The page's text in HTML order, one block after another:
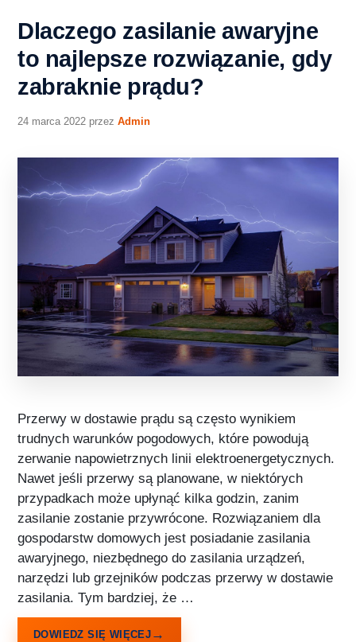
Dlaczego zasilanie awaryjne
to najlepsze rozwiązanie, gdy
zabraknie prądu?
24 marca 2022 przez Admin
Przerwy w dostawie prądu są często wynikiem
trudnych warunków pogodowych, które powodują
zerwanie napowietrznych linii elektroenergetycznych.
Nawet jeśli przerwy są planowane, w niektórych
przypadkach może upłynąć kilka godzin, zanim
zasilanie zostanie przywrócone. Rozwiązaniem dla
gospodarstw domowych jest posiadanie zasilania
awaryjnego, niezbędnego do zasilania urządzeń,
narzędzi lub grzejników podczas przerwy w dostawie
zasilania. Tym bardziej, że …
DOWIEDZ SIĘ WIĘCEJ